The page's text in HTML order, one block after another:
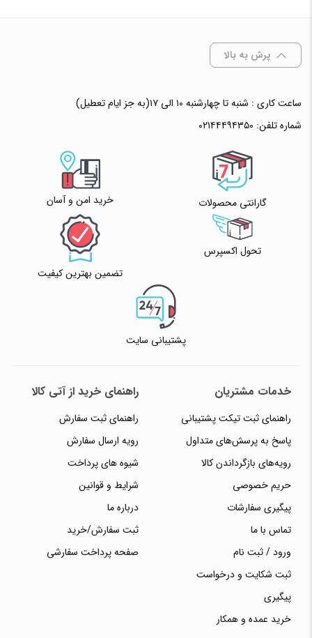
✧ چت با پشتیبان واتس آپ
پرش به بالا
ساعت کاری : شنبه تا چهارشنبه ۱۰ الی ۱۷(به جز ایام تعطیل)
شماره تلفن: ۰۲۱۴۴۴۹۴۳۵۰
گارانتی محصولات خرید امن و آسان
تحول اکسپرس
تضمین بهترین کیفیت
پشتیبانی سایت
خدمات مشتریان
راهنمای ثبت تیکت پشتیبانی
پاسخ به پرسش‌های متداول
رویه‌های بازگرداندن کالا
حریم خصوصی
پیگیری سفارشات
تماس با ما
ورود / ثبت نام
ثبت شکایت و درخواست
پیگیری
خرید عمده و همکار
راهنمای خرید از آتی کالا
راهنمای ثبت سفارش
رویه ارسال سفارش
شیوه های پرداخت
شرایط و قوانین
درباره ما
ثبت سفارش/خرید
صفحه پرداخت سفارشی